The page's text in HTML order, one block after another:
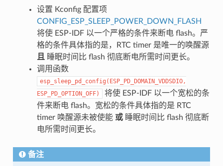
设置 Kconfig 配置项
CONFIG_ESP_SLEEP_POWER_DOWN_FLASH
将使 ESP-IDF 以一个严格的条件来断电 flash。严
格的条件具体指的是，RTC timer 是唯一的唤醒源
且
睡眠时间比 flash 彻底断电所需时间更长。
调用函数
esp_sleep_pd_config(ESP_PD_DOMAIN_VDDSDIO,
ESP_PD_OPTION_OFF)
将使 ESP-IDF 以一个宽松的条
件来断电 flash。宽松的条件具体指的是 RTC
timer 唤醒源未被使能 或睡眠时间比 flash 彻底断
电所需时间更长。
备注